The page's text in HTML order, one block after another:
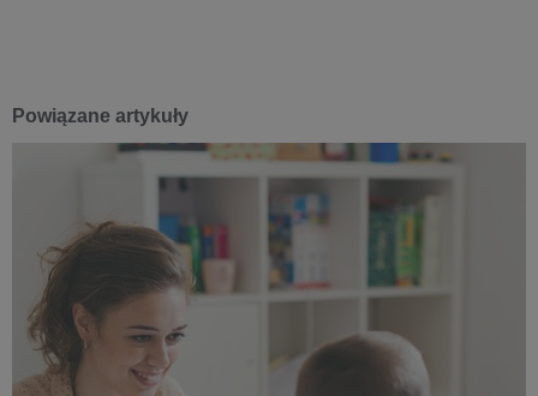
Powiązane artykuły